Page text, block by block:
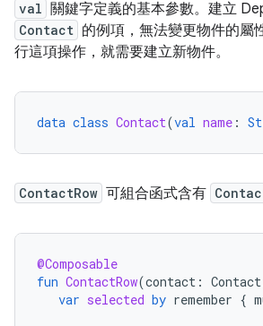
val 關鍵字定義的基本參數。建立
Contact 的例項，無法變更物件的屬
行這項操作，就需要建立新物件。
data class Contact(val name :
ContactRow 可組合函式含有
@Composable
fun ContactRow(contact : Contact
var selected by remember {